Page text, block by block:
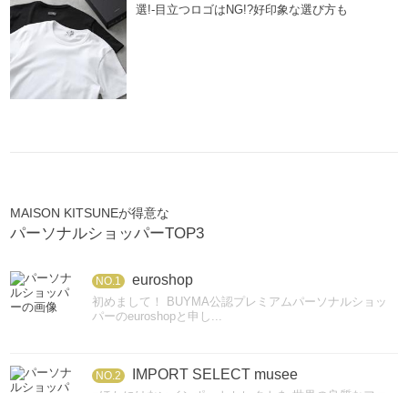
選!-目立つロゴはNG!?好印象な選び方も
MAISON KITSUNEが得意な
パーソナルショッパーTOP3
NO.1 euroshop
初めまして！ BUYMA公認プレミアムパーソナルショッ
パーのeuroshopと申し...
NO.2 IMPORT SELECT musee